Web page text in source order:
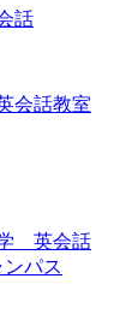
話
会話教室
英会話
パス